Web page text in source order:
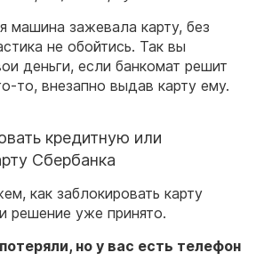
машина зажевала карту, без
не обойтись. Так вы
деньги, если банкомат решит
то, внезапно выдав карту ему.
кредитную или
Сбербанка
как заблокировать карту
решение уже принято.
но у вас есть телефон